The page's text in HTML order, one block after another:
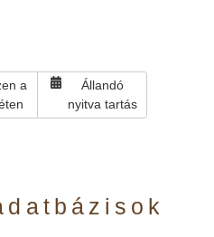
a
Állandó
nyitva tartás